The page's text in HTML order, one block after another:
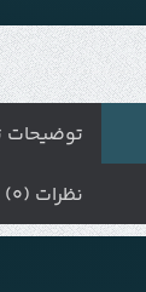
توضیحات
نظرات (0)